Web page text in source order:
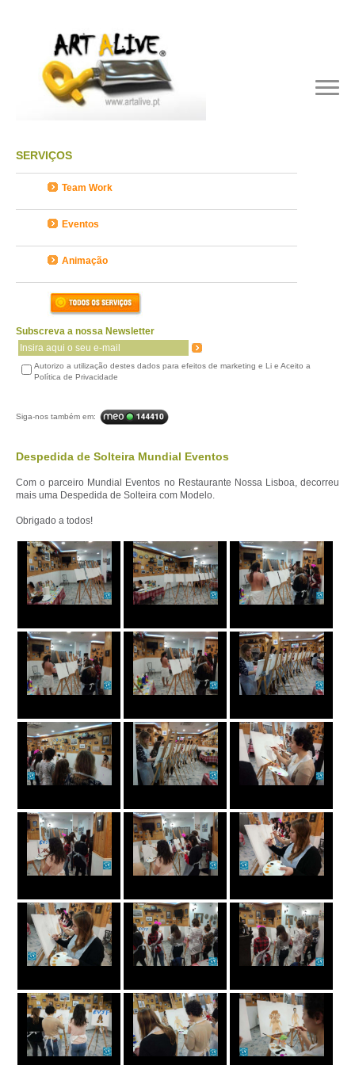
SERVIÇOS
Team Work
Eventos
Animação
Subscreva a nossa Newsletter
Autorizo a utilização destes dados para efeitos de marketing e Li e Aceito a
Política de Privacidade
Siga-nos também em:
Despedida de Solteira Mundial Eventos
Com o parceiro Mundial Eventos no Restaurante Nossa Lisboa, decorreu
mais uma Despedida de Solteira com Modelo.
Obrigado a todos!